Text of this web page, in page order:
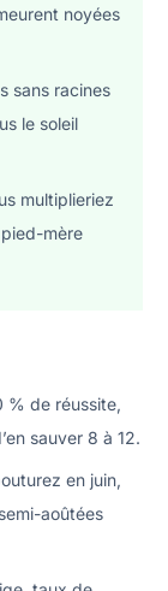
noyées
sans racines
le soleil
multiplieriez
mère
% de réussite,
sauver 8 à 12.
en juin,
aoûtées